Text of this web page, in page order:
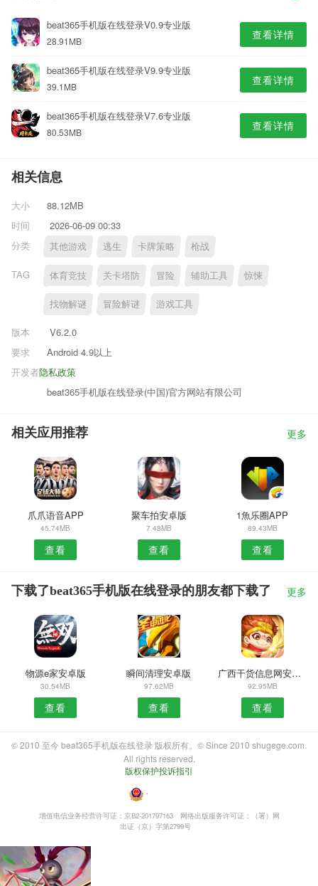
beat365手机版在线登录V0.9专业版
28.91MB 查看详情
beat365手机版在线登录V9.9专业版
39.1MB 查看详情
beat365手机版在线登录V7.6专业版
80.53MB 查看详情
相关信息
大小
88.12MB
时间
2026-06-09 00:33
分类
其他游戏 逃生 卡牌策略 枪战
TAG 体育竞技 关卡塔防 冒险 辅助工具 惊悚
找物解谜 冒险解谜 游戏工具
版本
V6.2.0
要求
Android 4.9以上
隐私政策
开发者
beat365手机版在线登录(中国)官方网站有限公司
相关应用推荐 更多
爪爪语音APP
45.74MB
查看
聚车拍安卓版
7.48MB
查看
1魚乐圈APP
89.43MB
查看
下载了beat365手机版在线登录的朋友都下载了 更多
物源e家安卓版
30.54MB
查看
瞬间清理安卓版
97.62MB
查看
广西干货信息网安卓版
92.95MB
查看
© 2010 至今 beat365手机版在线登录 版权所有。© Since 2010 shugege.com.
All rights reserved.
版权保护投诉指引
・
增值电信业务经营许可证：京B2-201797163
网络出版服务许可证：（署）网
出证（京）字第2799号